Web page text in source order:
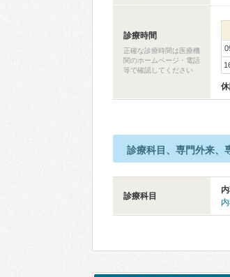
診療時間
正確な診療時間は医療機
関のホームページ・電話
等で確認してください
診療科目、専門外来、
診療科目